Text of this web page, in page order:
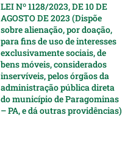
LEI Nº 1128/2023, DE 10 DE
AGOSTO DE 2023 (Dispõe
sobre alienação, por doação,
para fins de uso de interesses
exclusivamente sociais, de
bens móveis, considerados
inservíveis, pelos órgãos da
administração pública direta
do município de Paragominas
– PA, e dá outras providências)